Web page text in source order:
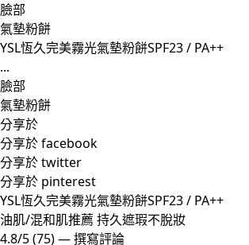
臉部
氣墊粉餅
YSL恆久完美霧光氣墊粉餅SPF23 / PA++
...
臉部
氣墊粉餅
分享於
分享於 facebook
分享於 twitter
分享於 pinterest
YSL恆久完美霧光氣墊粉餅SPF23 / PA++
油肌/混和肌推薦 持久遮瑕不脫妝
4.8/5(75)—撰寫評論